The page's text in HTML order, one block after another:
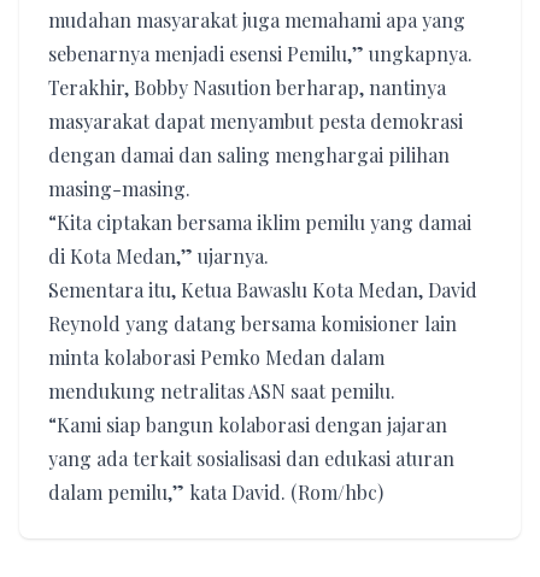
mudahan masyarakat juga memahami apa yang
sebenarnya menjadi esensi Pemilu,” ungkapnya.
Terakhir, Bobby Nasution berharap, nantinya
masyarakat dapat menyambut pesta demokrasi
dengan damai dan saling menghargai pilihan
masing-masing.
“Kita ciptakan bersama iklim pemilu yang damai
di Kota Medan,” ujarnya.
Sementara itu, Ketua Bawaslu Kota Medan, David
Reynold yang datang bersama komisioner lain
minta kolaborasi Pemko Medan dalam
mendukung netralitas ASN saat pemilu.
“Kami siap bangun kolaborasi dengan jajaran
yang ada terkait sosialisasi dan edukasi aturan
dalam pemilu,” kata David. (Rom/hbc)